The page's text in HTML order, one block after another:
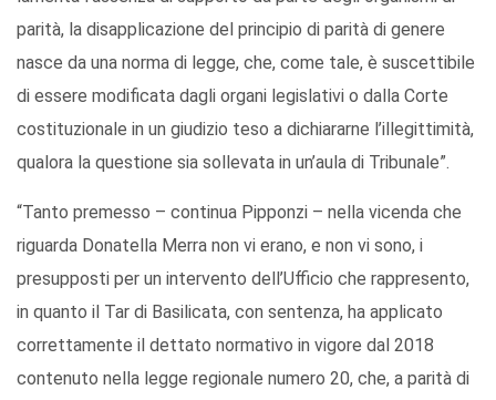
parità, la disapplicazione del principio di parità di genere
nasce da una norma di legge, che, come tale, è suscettibile
di essere modificata dagli organi legislativi o dalla Corte
costituzionale in un giudizio teso a dichiararne l’illegittimità,
qualora la questione sia sollevata in un’aula di Tribunale”.
“Tanto premesso – continua Pipponzi – nella vicenda che
riguarda Donatella Merra non vi erano, e non vi sono, i
presupposti per un intervento dell’Ufficio che rappresento,
in quanto il Tar di Basilicata, con sentenza, ha applicato
correttamente il dettato normativo in vigore dal 2018
contenuto nella legge regionale numero 20, che, a parità di